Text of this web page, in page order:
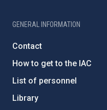
GENERAL INFORMATION
Contact
How to get to the IAC
List of personnel
Library